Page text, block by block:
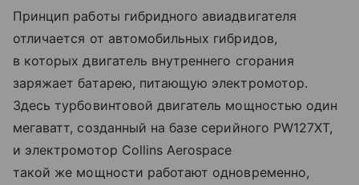
Принцип работы гибридного авиадвигателя
отличается от автомобильных гибридов,
в которых двигатель внутреннего сгорания
заряжает батарею, питающую электромотор.
Здесь турбовинтовой двигатель мощностью один
мегаватт, созданный на базе серийного PW127XT,
и электромотор Collins Aerospace
такой же мощности работают одновременно,